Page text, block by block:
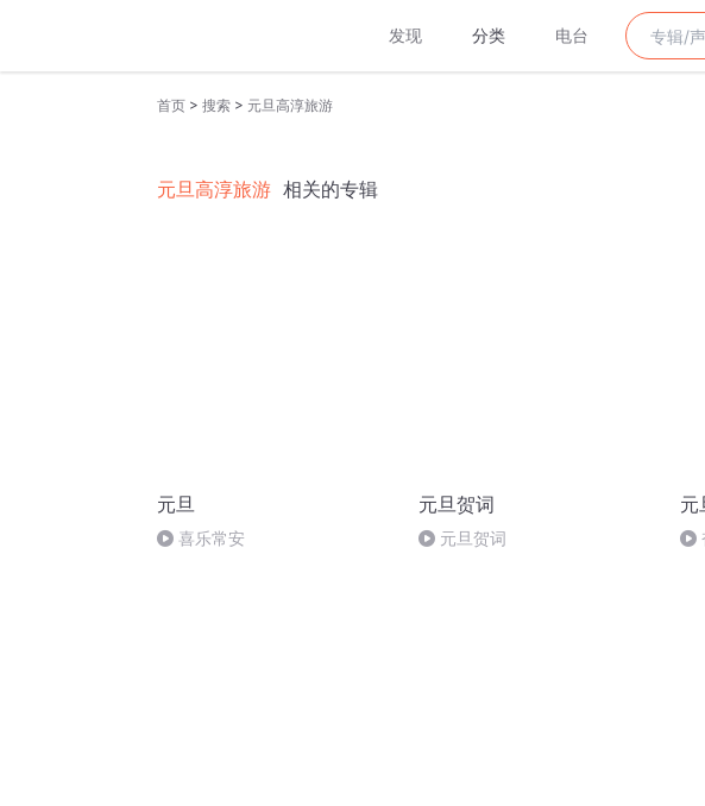
发现 分类 电台
首页 > 搜索 > 元旦高淳旅游
元旦高淳旅游 相关的专辑
元旦
喜乐常安
元旦贺词
元旦贺词
元